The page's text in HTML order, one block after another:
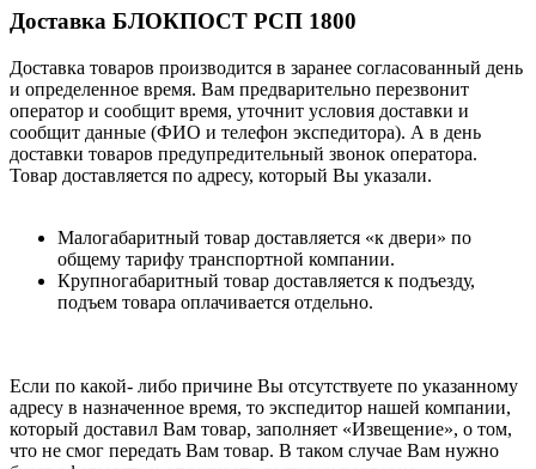
Доставка БЛОКПОСТ РСП 1800
Доставка товаров производится в заранее согласованный день
и определенное время. Вам предварительно перезвонит
оператор и сообщит время, уточнит условия доставки и
сообщит данные (ФИО и телефон экспедитора). А в день
доставки товаров предупредительный звонок оператора.
Товар доставляется по адресу, который Вы указали.
Малогабаритный товар доставляется «к двери» по
общему тарифу транспортной компании.
Крупногабаритный товар доставляется к подъезду,
подъем товара оплачивается отдельно.
Если по какой- либо причине Вы отсутствуете по указанному
адресу в назначенное время, то экспедитор нашей компании,
который доставил Вам товар, заполняет «Извещение», о том,
что не смог передать Вам товар. В таком случае Вам нужно